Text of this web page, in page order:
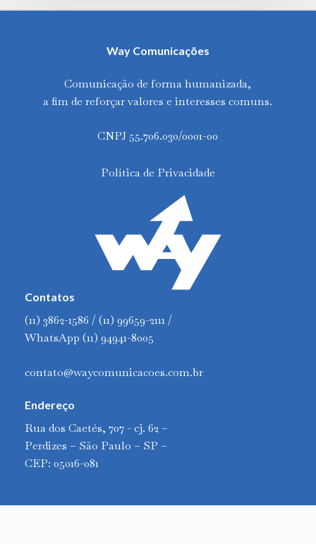
Way Comunicações
Comunicação de forma humanizada,
a fim de reforçar valores e interesses comuns.
CNPJ 55.706.030/0001-00
Política de Privacidade
Contatos
(11) 3862-1586 / (11) 99659-2111 /
WhatsApp (11) 94941-8005
contato@waycomunicacoes.com.br
Endereço
Rua dos Caetés, 707 - cj. 62 –
Perdizes – São Paulo – SP –
CEP: 05016-081